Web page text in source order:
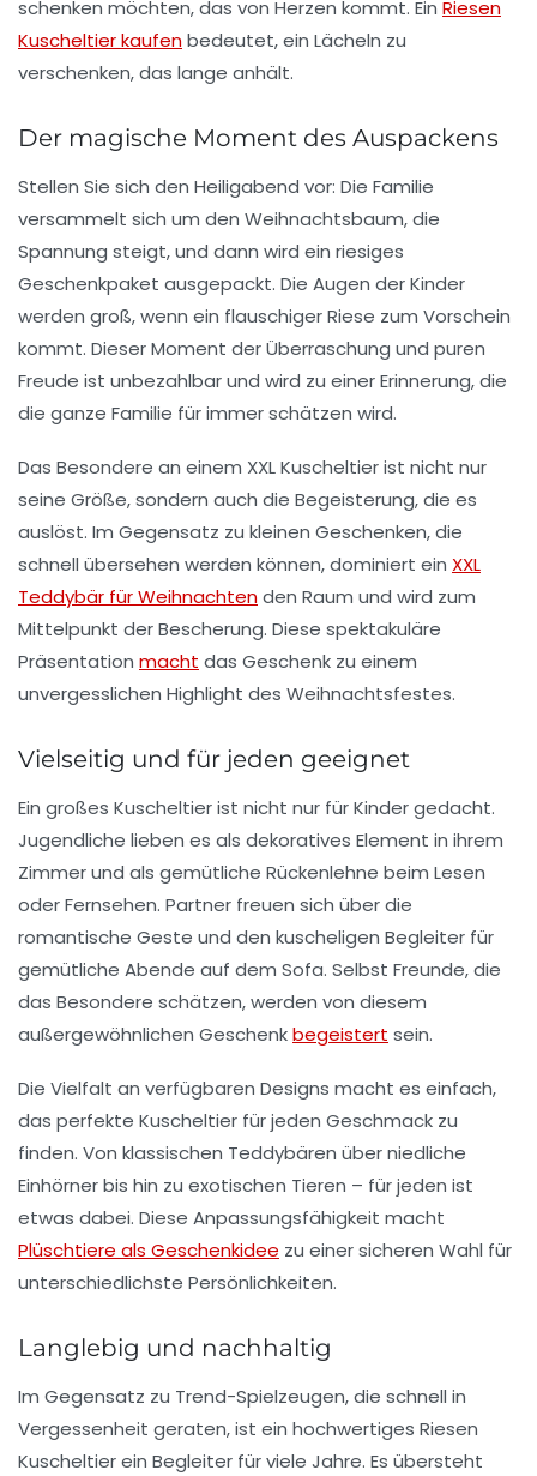
schenken möchten, das von Herzen kommt. Ein Riesen
Kuscheltier kaufenbedeutet, ein Lächeln zu
verschenken, das lange anhält.
Der magische Moment des Auspackens
Stellen Sie sich den Heiligabend vor: Die Familie
versammelt sich um den Weihnachtsbaum, die
Spannung steigt, und dann wird ein riesiges
Geschenkpaket ausgepackt. Die Augen der Kinder
werden groß, wenn ein flauschiger Riese zum Vorschein
kommt. Dieser Moment der Überraschung und puren
Freude ist unbezahlbar und wird zu einer Erinnerung, die
die ganze Familie für immer schätzen wird.
Das Besondere an einem XXL Kuscheltier ist nicht nur
seine Größe, sondern auch die Begeisterung, die es
auslöst. Im Gegensatz zu kleinen Geschenken, die
schnell übersehen werden können, dominiert ein XXL
Teddybär für Weihnachtenden Raum und wird zum
Mittelpunkt der Bescherung. Diese spektakuläre
Präsentation macht das Geschenk zu einem
unvergesslichen Highlight des Weihnachtsfestes.
Vielseitig und für jeden geeignet
Ein großes Kuscheltier ist nicht nur für Kinder gedacht.
Jugendliche lieben es als dekoratives Element in ihrem
Zimmer und als gemütliche Rückenlehne beim Lesen
oder Fernsehen. Partner freuen sich über die
romantische Geste und den kuscheligen Begleiter für
gemütliche Abende auf dem Sofa. Selbst Freunde, die
das Besondere schätzen, werden von diesem
außergewöhnlichen Geschenkbegeistert sein.
Die Vielfalt an verfügbaren Designs macht es einfach,
das perfekte Kuscheltier für jeden Geschmack zu
finden. Von klassischen Teddybären über niedliche
Einhörner bis hin zu exotischen Tieren – für jeden ist
etwas dabei. Diese Anpassungsfähigkeit macht
Plüschtiere als Geschenkidee zu einer sicheren Wahl für
unterschiedlichste Persönlichkeiten.
Langlebig und nachhaltig
Im Gegensatz zu Trend-Spielzeugen, die schnell in
Vergessenheit geraten, ist ein hochwertiges Riesen
Kuscheltier ein Begleiter für viele Jahre. Es übersteht